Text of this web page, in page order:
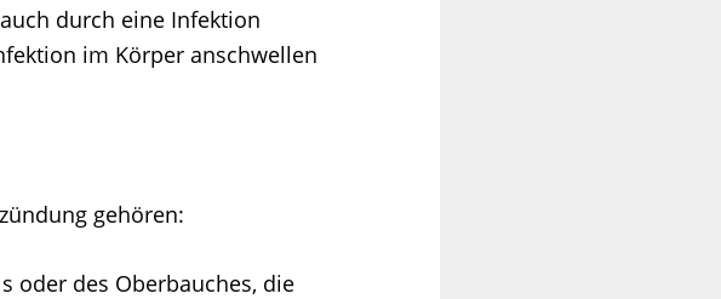
durch eine Infektion
im Körper anschwellen
gehören:
oder des Oberbauches, die